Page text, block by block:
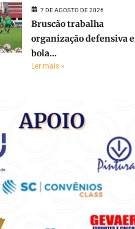
7 DE AGOSTO DE 2026
Bruscão trabalha
organização defensiva e
bola...
Ler mais »